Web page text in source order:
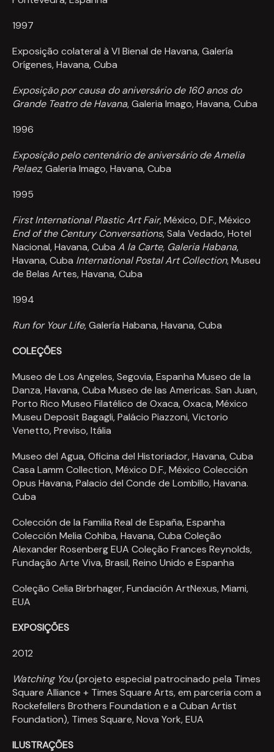
1997
Exposição colateral à VI Bienal de Havana, Galería
Orígenes, Havana, Cuba
Exposição por causa do aniversário de 160 anos do
Grande Teatro de Havana, Galeria Imago, Havana, Cuba
1996
Exposição pelo centenário de aniversário de Amelia
Pelaez, Galeria Imago, Havana, Cuba
1995
First International Plastic Art Fair, México, D.F., México
End of the Century Conversations, Sala Vedado, Hotel
Nacional, Havana, Cuba A la Carte, Galeria Habana,
Havana, Cuba International Postal Art Collection, Museu
de Belas Artes, Havana, Cuba
1994
Run for Your Life, Galería Habana, Havana, Cuba
COLEÇÕES
Museo de Los Angeles, Segovia, Espanha Museo de la
Danza, Havana, Cuba Museo de las Americas. San Juan,
Porto Rico Museo Filatélico de Oxaca, Oxaca, México
Museu Deposit Bagagli, Palácio Piazzoni, Victorio
Venetto, Previso, Itália
Museo del Agua, Oficina del Historiador, Havana, Cuba
Casa Lamm Collection, México D.F., México Colección
Opus Havana, Palacio del Conde de Lombillo, Havana.
Cuba
Colección de la Familia Real de España, Espanha
Colección Melia Cohiba, Havana, Cuba Coleção
Alexander Rosenberg EUA Coleção Frances Reynolds,
Fundação Arte Viva, Brasil, Reino Unido e Espanha
Coleção Celia Birbrhager, Fundación ArtNexus, Miami,
EUA
EXPOSIÇÕES
2012
Watching You(projeto especial patrocinado pela Times
Square Alliance + Times Square Arts, em parceria com a
Rockefellers Brothers Foundation e a Cuban Artist
Foundation), Times Square, Nova York, EUA
ILUSTRAÇÕES